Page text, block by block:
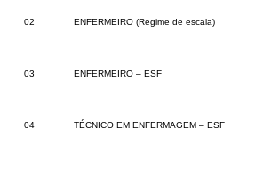
02 ENFERMEIRO (Regime de escala)
03 ENFERMEIRO – ESF
04 TÉCNICO EM ENFERMAGEM – ESF